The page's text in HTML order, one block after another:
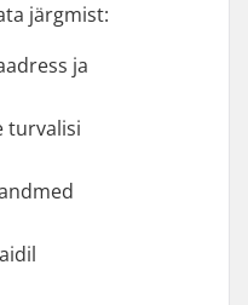
järgmist:
ja
turvalisi